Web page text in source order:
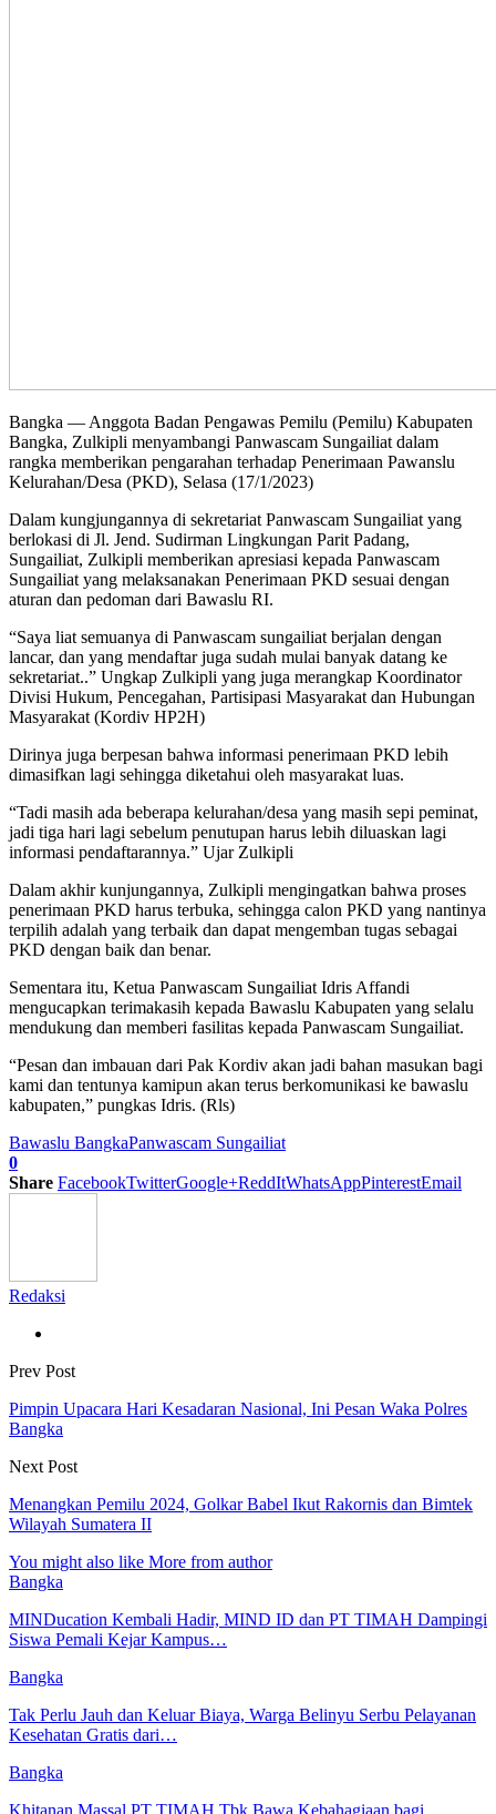
Bangka — Anggota Badan Pengawas Pemilu (Pemilu) Kabupaten
Bangka, Zulkipli menyambangi Panwascam Sungailiat dalam
rangka memberikan pengarahan terhadap Penerimaan Pawanslu
Kelurahan/Desa (PKD), Selasa (17/1/2023)
Dalam kungjungannya di sekretariat Panwascam Sungailiat yang
berlokasi di Jl. Jend. Sudirman Lingkungan Parit Padang,
Sungailiat, Zulkipli memberikan apresiasi kepada Panwascam
Sungailiat yang melaksanakan Penerimaan PKD sesuai dengan
aturan dan pedoman dari Bawaslu RI.
“Saya liat semuanya di Panwascam sungailiat berjalan dengan
lancar, dan yang mendaftar juga sudah mulai banyak datang ke
sekretariat..” Ungkap Zulkipli yang juga merangkap Koordinator
Divisi Hukum, Pencegahan, Partisipasi Masyarakat dan Hubungan
Masyarakat (Kordiv HP2H)
Dirinya juga berpesan bahwa informasi penerimaan PKD lebih
dimasifkan lagi sehingga diketahui oleh masyarakat luas.
“Tadi masih ada beberapa kelurahan/desa yang masih sepi peminat,
jadi tiga hari lagi sebelum penutupan harus lebih diluaskan lagi
informasi pendaftarannya.” Ujar Zulkipli
Dalam akhir kunjungannya, Zulkipli mengingatkan bahwa proses
penerimaan PKD harus terbuka, sehingga calon PKD yang nantinya
terpilih adalah yang terbaik dan dapat mengemban tugas sebagai
PKD dengan baik dan benar.
Sementara itu, Ketua Panwascam Sungailiat Idris Affandi
mengucapkan terimakasih kepada Bawaslu Kabupaten yang selalu
mendukung dan memberi fasilitas kepada Panwascam Sungailiat.
“Pesan dan imbauan dari Pak Kordiv akan jadi bahan masukan bagi
kami dan tentunya kamipun akan terus berkomunikasi ke bawaslu
kabupaten,” pungkas Idris. (Rls)
Bawaslu BangkaPanwascam Sungailiat
0
Share FacebookTwitterGoogle+ReddItWhatsAppPinterestEmail
Redaksi
Prev Post
Pimpin Upacara Hari Kesadaran Nasional, Ini Pesan Waka Polres
Bangka
Next Post
Menangkan Pemilu 2024, Golkar Babel Ikut Rakornis dan Bimtek
Wilayah Sumatera II
You might also like More from author
Bangka
MINDucation Kembali Hadir, MIND ID dan PT TIMAH Dampingi
Siswa Pemali Kejar Kampus…
Bangka
Tak Perlu Jauh dan Keluar Biaya, Warga Belinyu Serbu Pelayanan
Kesehatan Gratis dari…
Bangka
Khitanan Massal PT TIMAH Tbk Bawa Kebahagiaan bagi